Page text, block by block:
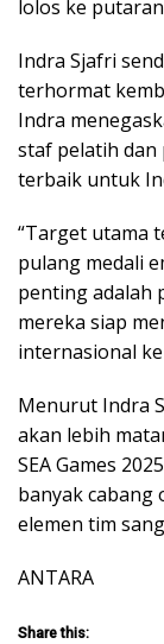
lolos ke
Indra Sjafri
terhormat
Indra
staf pelatih dan
terbaik untuk
“Target utama
pulang medali
penting adalah
mereka siap
internasional
Menurut Indra
akan lebih
SEA Games
banyak
elemen tim
ANTARA
Share this: